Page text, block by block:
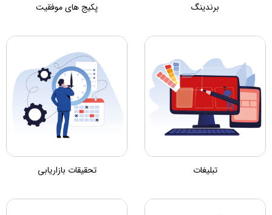
برندینگ پکیج های موفقیت
تبلیغات تحقیقات بازاریابی